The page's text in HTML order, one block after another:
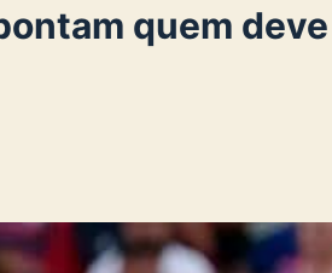
quem deve